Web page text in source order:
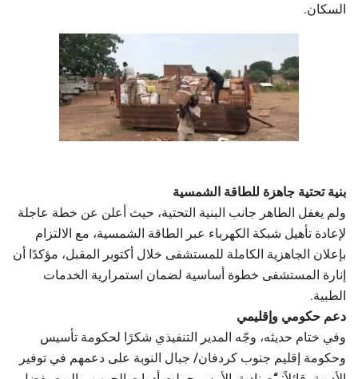
السكان.
بنية تحتية جاهزة للطاقة الشمسية
ولم يغفل الطاهر جانب البنية التحتية، حيث أعلن عن خطة عاجلة
لإعادة تأهيل شبكة الكهرباء عبر الطاقة الشمسية، مع الالتزام
بإعلان الجاهزية الكاملة للمستشفى خلال أكتوبر المقبل، مؤكدًا أن
إنارة المستشفى خطوة أساسية لضمان استمرارية الخدمات
الطبية.
دعم حكومي وإقليمي
وفي ختام حديثه، وجّه المدير التنفيذي شكرًا لحكومة تأسيس
وحكومة إقليم جنوب كردفان/ جبال النوبة على دعمهم في توفير